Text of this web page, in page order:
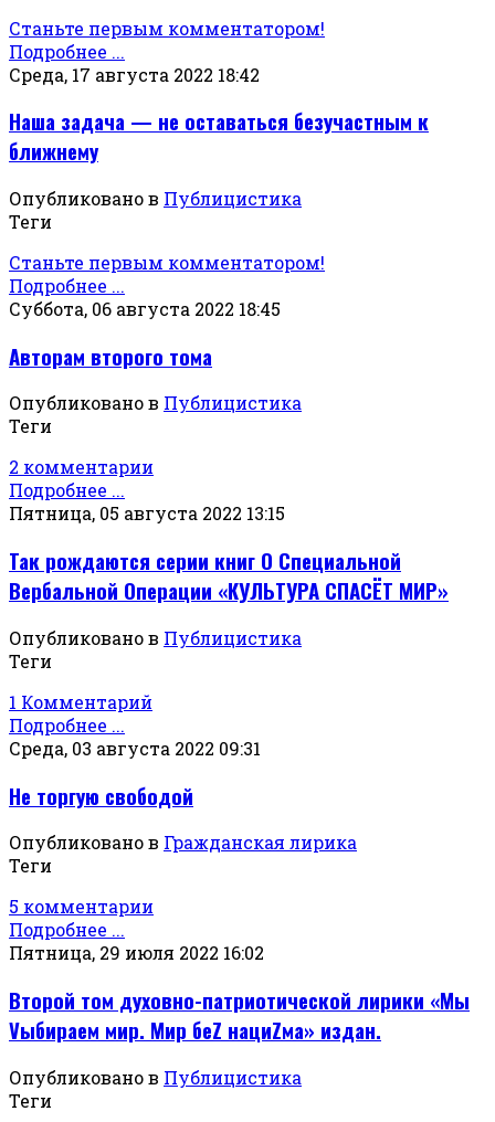
Станьте первым комментатором!
Подробнее ...
Среда, 17 августа 2022 18:42
Наша задача — не оставаться безучастным к
ближнему
Опубликовано в Публицистика
Теги
Станьте первым комментатором!
Подробнее ...
Суббота, 06 августа 2022 18:45
Авторам второго тома
Опубликовано в Публицистика
Теги
2 комментарии
Подробнее ...
Пятница, 05 августа 2022 13:15
Так рождаются серии книг О Специальной
Вербальной Операции «КУЛЬТУРА СПАСЁТ МИР»
Опубликовано в Публицистика
Теги
1 Комментарий
Подробнее ...
Среда, 03 августа 2022 09:31
Не торгую свободой
Опубликовано в Гражданская лирика
Теги
5 комментарии
Подробнее ...
Пятница, 29 июля 2022 16:02
Второй том духовно-патриотической лирики «Мы
Vыбираем мир. Мир беZ нациZма» издан.
Опубликовано в Публицистика
Теги